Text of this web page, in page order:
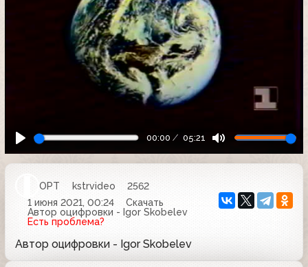
00:00 05:21
ОРТ kstrvideo
2562
1 июня 2021, 00:24
Скачать
Автор оцифровки - Igor Skobelev
Есть проблема?
Автор оцифровки - Igor Skobelev